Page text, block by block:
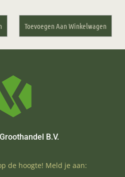
Toevoegen Aan Winkelwagen
B.V.
de hoogte! Meld je aan: